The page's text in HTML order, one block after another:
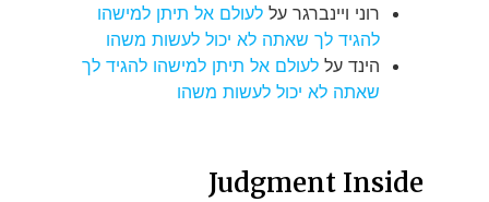
רוני ויינברגר על לעולם אל תיתן למישהו
להגיד לך שאתה לא יכול לעשות משהו
הינד על לעולם אל תיתן למישהו להגיד לך
שאתה לא יכול לעשות משהו
Judgment Inside